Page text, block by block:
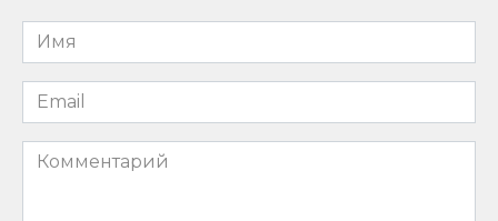
Имя
*
Email
*
Комментарий